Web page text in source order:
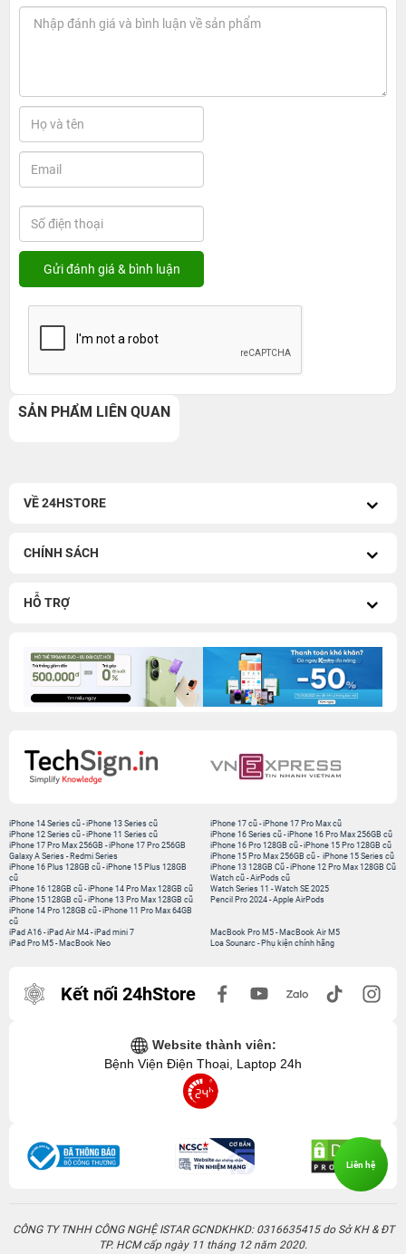
SẢN PHẨM LIÊN QUAN
VỀ 24HSTORE
CHÍNH SÁCH
HỖ TRỢ
iPhone 14 Series cũ -iPhone 13 Series cũ
iPhone 12 Series cũ -iPhone 11 Series cũ
iPhone 17 Pro Max 256GB -iPhone 17 Pro 256GB
Galaxy A Series - Redmi Series
iPhone 17 cũ-iPhone 17 Pro Max cũ
iPhone 16 Series cũ- iPhone 16 Pro Max 256GB cũ
iPhone 16 Pro 128GB cũ-iPhone 15 Pro 128GB cũ
iPhone 15 Pro Max 256GB cũ- iPhone 15 Series cũ
iPhone 16 Plus 128GB cũ -iPhone 15 Plus 128GB
cũ
iPhone 16 128GB cũ -iPhone 14 Pro Max 128GB cũ
iPhone 15 128GB cũ -iPhone 13 Pro Max 128GB cũ
iPhone 14 Pro 128GB cũ -iPhone 11 Pro Max 64GB
cũ
iPhone 13 128GB Cũ-iPhone 12 Pro Max 128GB Cũ
Watch cũ-AirPods cũ
Watch Series 11 -Watch SE 2025
Pencil Pro 2024-Apple AirPods
iPad A16 -iPad Air M4 -iPad mini 7
iPad Pro M5 - MacBook Neo
MacBook Pro M5- MacBook Air M5
Loa Sounarc- Phụ kiện chính hãng
Kết nối 24hStore
Website thành viên:
Bệnh Viện Điện Thoại, Laptop 24h
CÔNG TY TNHH CÔNG NGHỆ ISTAR GCNDKHKD: 0316635415 do Sở KH & ĐT
TP. HCM cấp ngày 11 tháng 12 năm 2020.
Liên hệ